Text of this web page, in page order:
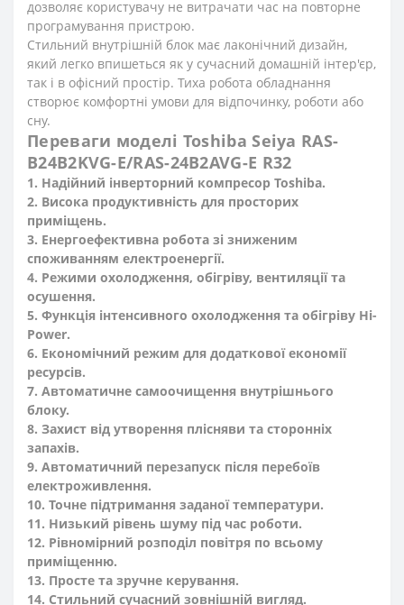
дозволяє користувачу не витрачати час на повторне
програмування пристрою.
Стильний внутрішній блок має лаконічний дизайн,
який легко впишеться як у сучасний домашній інтер'єр,
так і в офісний простір. Тиха робота обладнання
створює комфортні умови для відпочинку, роботи або
сну.
Переваги моделі Toshiba Seiya RAS-
B24B2KVG-E/RAS-24B2AVG-E R32
1. Надійний інверторний компресор Toshiba.
2. Висока продуктивність для просторих
приміщень.
3. Енергоефективна робота зі зниженим
споживанням електроенергії.
4. Режими охолодження, обігріву, вентиляції та
осушення.
5. Функція інтенсивного охолодження та обігріву Hi-
Power.
6. Економічний режим для додаткової економії
ресурсів.
7. Автоматичне самоочищення внутрішнього
блоку.
8. Захист від утворення плісняви та сторонніх
запахів.
9. Автоматичний перезапуск після перебоїв
електроживлення.
10. Точне підтримання заданої температури.
11. Низький рівень шуму під час роботи.
12. Рівномірний розподіл повітря по всьому
приміщенню.
13. Просте та зручне керування.
14. Стильний сучасний зовнішній вигляд.